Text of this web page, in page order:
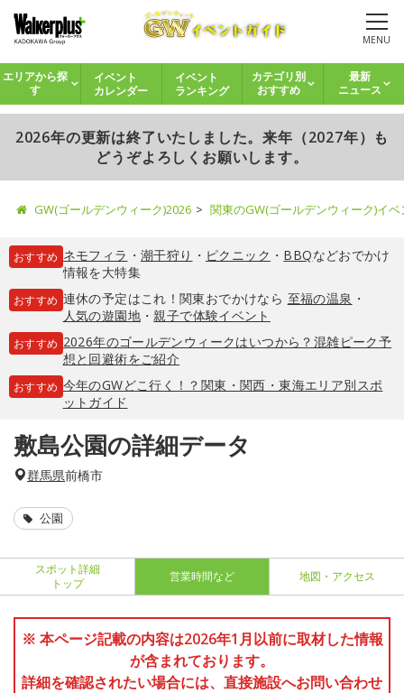
MENU
エリアから探
す
イベント
カレンダー
イベント
ランキング
カテゴリ別
おすすめ
最新
ニュース
2026年の更新は終了いたしました。来年（2027年）も
どうぞよろしくお願いします。
GW(ゴールデンウィーク)2026 関東のGW(ゴールデンウィーク)イ
おすすめ ネモフィラ ・ 潮干狩り ・ ピクニック ・ BBQなどおでかけ
情報を大特集
おすすめ 連休の予定はこれ！関東おでかけなら 至福の温泉 ・
人気の遊園地・親子で体験イベント
おすすめ 2026年のゴールデンウィークはいつから？混雑ピーク予
想と回避術をご紹介
おすすめ 今年のGWどこ行く！？関東・関西・東海エリア別スポ
ットガイド
敷島公園の詳細データ
群馬県前橋市
公園
スポット詳細
トップ
営業時間など 地図・アクセス
※ 本ページ記載の内容は2026年1月以前に取材した情報
が含まれております。
詳細を確認されたい場合には、直接施設へお問い合わせ